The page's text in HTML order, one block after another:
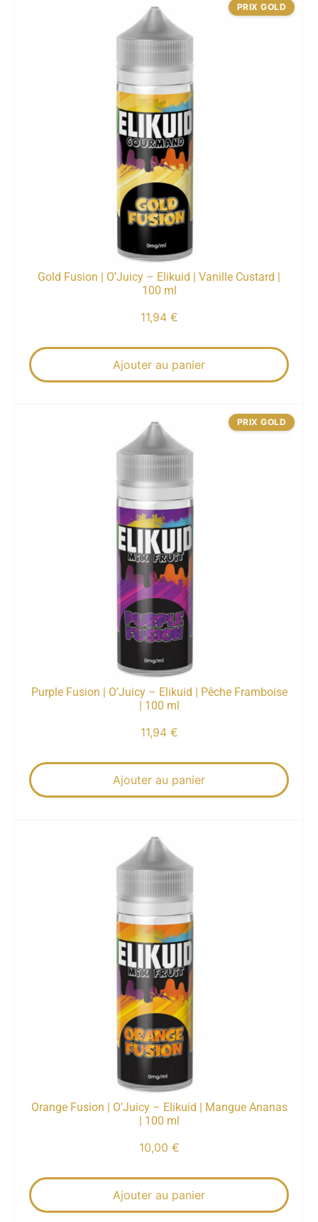
Gold Fusion | O’Juicy – Elikuid | Vanille Custard |
100 ml
11,94 €
Ajouter au panier
PRIX GOLD
Purple Fusion | O’Juicy – Elikuid | Pêche Framboise
| 100 ml
11,94 €
Ajouter au panier
PRIX GOLD
Orange Fusion | O’Juicy – Elikuid | Mangue Ananas
| 100 ml
10,00 €
Ajouter au panier